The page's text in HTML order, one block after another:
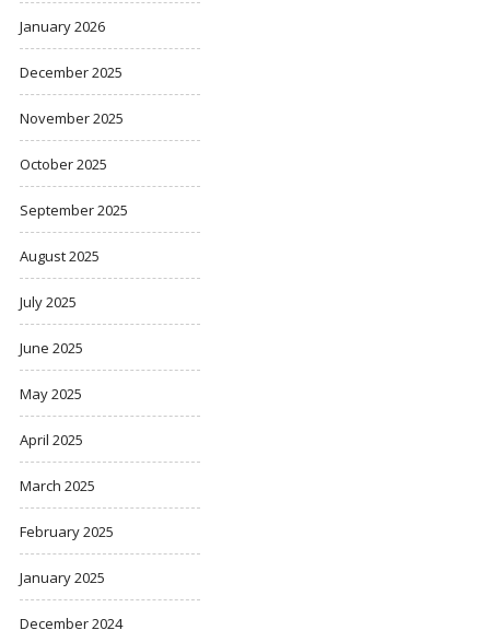
January 2026
December 2025
November 2025
October 2025
September 2025
August 2025
July 2025
June 2025
May 2025
April 2025
March 2025
February 2025
January 2025
December 2024